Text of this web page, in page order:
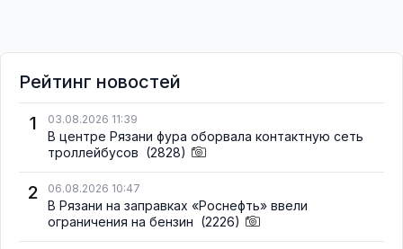
Рейтинг новостей
1
03.08.2026 11:39
В центре Рязани фура оборвала контактную сеть
троллейбусов (2828)
2 06.08.2026 10:47
В Рязани на заправках «Роснефть» ввели
ограничения на бензин (2226)